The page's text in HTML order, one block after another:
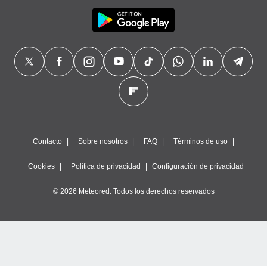
Contacto Sobre nosotros FAQ Términos de uso
Cookies Política de privacidad Configuración de privacidad
© 2026 Meteored. Todos los derechos reservados